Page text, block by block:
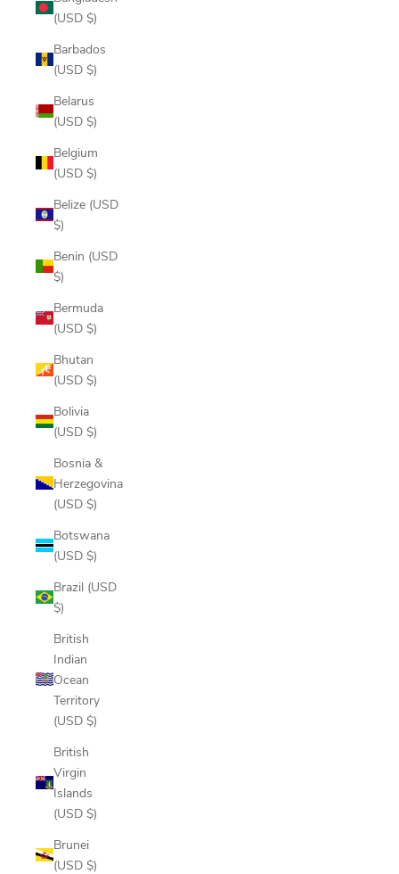
(USD $)
Barbados
(USD $)
Belarus
(USD $)
Belgium
(USD $)
Belize (USD
$)
Benin (USD
$)
Bermuda
(USD $)
Bhutan
(USD $)
Bolivia
(USD $)
Bosnia &
Herzegovina
(USD $)
Botswana
(USD $)
Brazil (USD
$)
British
Indian
Ocean
Territory
(USD $)
British
Virgin
Islands
(USD $)
Brunei
(USD $)